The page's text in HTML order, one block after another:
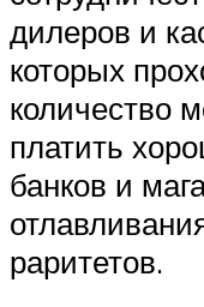
дилеров и
которых
количество
платить
банков и
раритетов.